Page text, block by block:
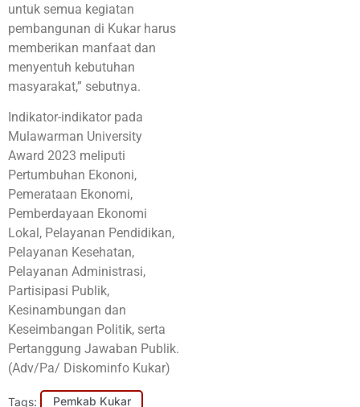
untuk semua kegiatan
pembangunan di Kukar harus
memberikan manfaat dan
menyentuh kebutuhan
masyarakat,” sebutnya.
Indikator-indikator pada
Mulawarman University
Award 2023 meliputi
Pertumbuhan Ekononi,
Pemerataan Ekonomi,
Pemberdayaan Ekonomi
Lokal, Pelayanan Pendidikan,
Pelayanan Kesehatan,
Pelayanan Administrasi,
Partisipasi Publik,
Kesinambungan dan
Keseimbangan Politik, serta
Pertanggung Jawaban Publik.
(Adv/Pa/ Diskominfo Kukar)
Tags: Pemkab Kukar